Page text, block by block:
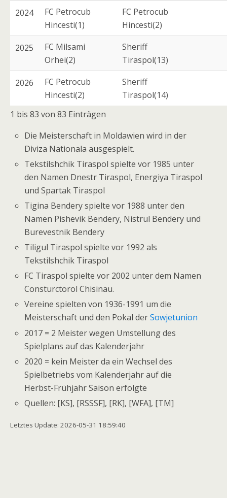
2024
FC Petrocub
Hincesti(1)
FC Petrocub
Hincesti(2)
2025
FC Milsami
Orhei(2)
Sheriff
Tiraspol(13)
2026
FC Petrocub
Hincesti(2)
Sheriff
Tiraspol(14)
1 bis 83 von 83 Einträgen
Die Meisterschaft in Moldawien wird in der
Diviza Nationala ausgespielt.
Tekstilshchik Tiraspol spielte vor 1985 unter
den Namen Dnestr Tiraspol, Energiya Tiraspol
und Spartak Tiraspol
Tigina Bendery spielte vor 1988 unter den
Namen Pishevik Bendery, Nistrul Bendery und
Burevestnik Bendery
Tiligul Tiraspol spielte vor 1992 als
Tekstilshchik Tiraspol
FC Tiraspol spielte vor 2002 unter dem Namen
Consturctorol Chisinau.
Vereine spielten von 1936-1991 um die
Meisterschaft und den Pokal derSowjetunion
2017 = 2 Meister wegen Umstellung des
Spielplans auf das Kalenderjahr
2020 = kein Meister da ein Wechsel des
Spielbetriebs vom Kalenderjahr auf die
Herbst-Frühjahr Saison erfolgte
Quellen: [KS], [RSSSF], [RK], [WFA], [TM]
Letztes Update: 2026-05-31 18:59:40